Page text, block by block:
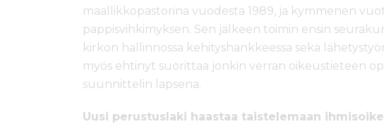
maallikkopastorina vuodesta 1989, ja kymmenen
pappisvihkimyksen. Sen jälkeen toimin ensin
kirkon hallinnossa kehityshankkeessa sekä
myös ehtinyt suorittaa jonkin verran oikeustieteen
suunnittelin lapsena.
Uusi perustuslaki haastaa taistelemaan